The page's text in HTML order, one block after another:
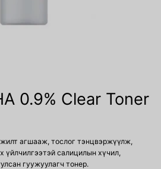
0.9% Clear Toner
агшааж, тослог тэнцвэржүүлж,
үйлчилгээтэй салицилын хүчил,
гуужуулагч тонер.